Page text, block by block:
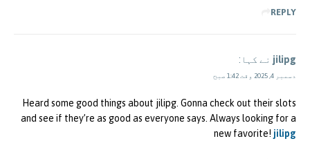
REPLY
jilipg نے کہا:
دسمبر 4, 2025 وقت 1:42 صبح
Heard some good things about jilipg. Gonna check out their slots
and see if they’re as good as everyone says. Always looking for a
new favorite! jilipg